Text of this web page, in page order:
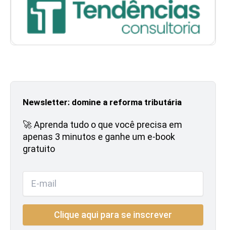
Newsletter: domine a reforma tributária
🚀 Aprenda tudo o que você precisa em
apenas 3 minutos e ganhe um e-book
gratuito